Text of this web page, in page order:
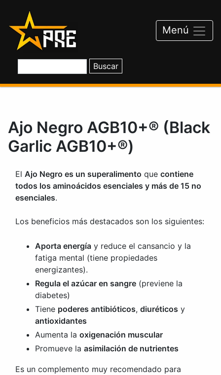
contenido
Menú
Ajo Negro AGB10+® (Black
Garlic AGB10+®)
El Ajo Negro es un superalimento que contiene
todos los aminoácidos esenciales y más de 15 no
esenciales.
Los beneficios más destacados son los siguientes:
Aporta energía y reduce el cansancio y la
fatiga mental (tiene propiedades
energizantes).
Regula el azúcar en sangre (previene la
diabetes)
Tiene poderes antibióticos, diuréticos y
antioxidantes
Aumenta la oxigenación muscular
Promueve la asimilación de nutrientes
Es un complemento muy recomendado para